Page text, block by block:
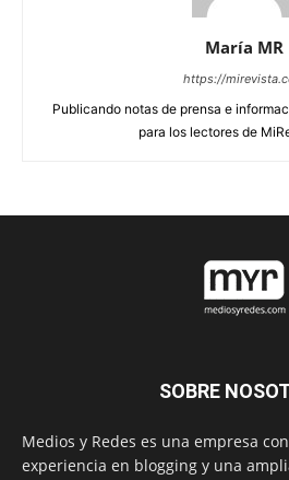
María MR
https://
Publicando notas de prensa e
para los lectores de
SOBRE
Medios y Redes es una empresa
experiencia en blogging y una